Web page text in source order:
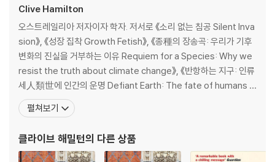
ck the geological clock, and there is no going back to premod
ern ways of thinking.
We must face the fact that humans are at the centre of the w
orld, even if we must give the idea that we can control the pla
net. These truths call for a new kind of anthropocentrism, a ph
d a way to live on a defiant Earth.
technology
3 Friends and Adversaries
Grand narratives are dead, until now
After post-humanism
The freak of nature
Recovering the cosmological sense?
4 A Planetary History?
The significance of humans
Clive Hamilton
오스트레일리아 저자이자 학자. 저서로 《소리 없는 침공 Silent Inva
sion》, 《성장 집착 Growth Fetish》, 《종種의 장송곡: 우리가 기후
변화의 진실을 거부하는 이유 Requiem for a Species: Why we
resist the truth about climate change》, 《반항하는 지구: 인류
세人類世에 인간의 운명 Defiant Earth: The fate of humans in
the Anthropocene》 등이 있다. 그가 설립한 싱크탱크 오스트레일
리아연구소에서 14년간 소장을 역임했다. 캔버라에 있는 찰스 스터
펼쳐보기
클라이브 해밀턴의 다른 상품